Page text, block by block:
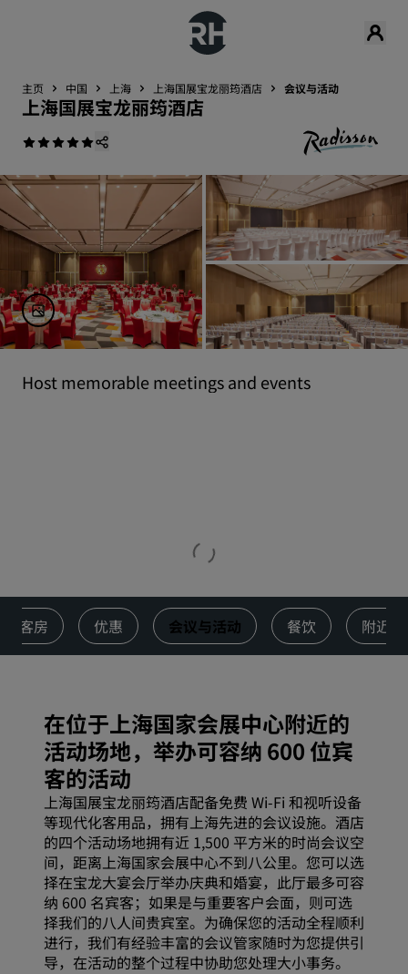
主页 中国 上海 上海国展宝龙丽筠酒店 会议与活动
上海国展宝龙丽筠酒店
Host memorable meetings and events
客房 优惠 会议与活动 餐饮 附近
在位于上海国家会展中心附近的
活动场地，举办可容纳 600 位宾
客的活动
上海国展宝龙丽筠酒店配备免费 Wi-Fi 和视听设备
等现代化客用品，拥有上海先进的会议设施。酒店
的四个活动场地拥有近 1,500 平方米的时尚会议空
间，距离上海国家会展中心不到八公里。您可以选
择在宝龙大宴会厅举办庆典和婚宴，此厅最多可容
纳 600 名宾客；如果是与重要客户会面，则可选
择我们的八人间贵宾室。为确保您的活动全程顺利
进行，我们有经验丰富的会议管家随时为您提供引
导，在活动的整个过程中协助您处理大小事务。